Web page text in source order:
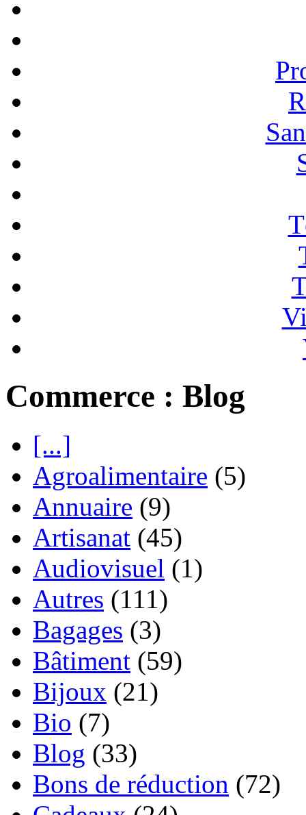
Commerce : Blog
[...]
Agroalimentaire (5)
Annuaire (9)
Artisanat (45)
Audiovisuel (1)
Autres (111)
Bagages (3)
Bâtiment (59)
Bijoux (21)
Bio (7)
Blog (33)
Bons de réduction (72)